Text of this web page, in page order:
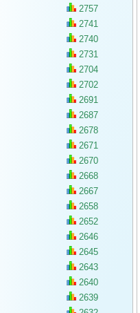
2757
2741
2740
2731
2704
2702
2691
2687
2678
2671
2670
2668
2667
2658
2652
2646
2645
2643
2640
2639